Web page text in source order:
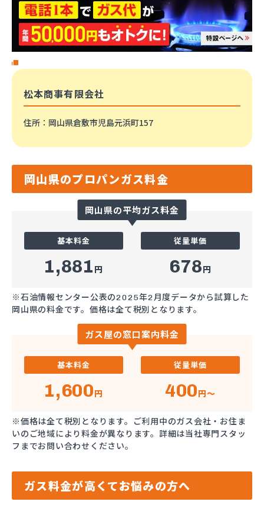
松本商事有限会社
住所 ：岡山県倉敷市児島元浜町157
岡山県のプロパンガス料金
岡山県の平均ガス料金
基本料金
1,881 円
従量単価
678円
※石油情報センター公表の2025年2月度データから試算した
岡山県の料金です。価格は全て税別となります。
ガス屋の窓口案内料金
基本料金
1,600円
従量単価
400円～
※価格は全て税別となります。ご利用中のガス会社・お住ま
いのご地域により料金が異なります。詳細は当社専門スタッ
フまでお問い合わせください。
ガス料金が高くてお悩みの方へ